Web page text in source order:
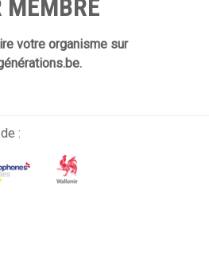
MEMBRE
votre organisme sur
: